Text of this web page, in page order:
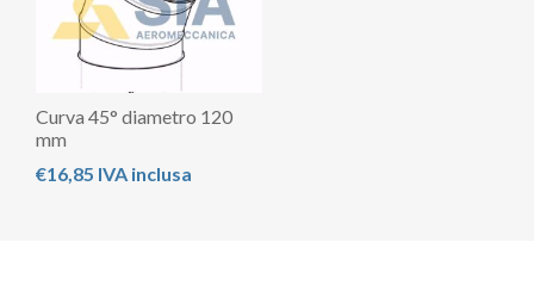
Curva 45° diametro 120
mm
€16,85 IVA inclusa